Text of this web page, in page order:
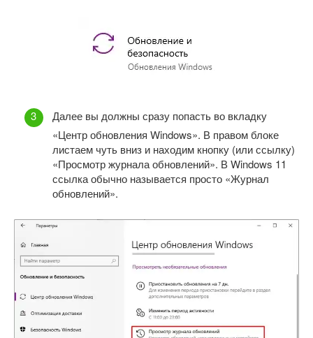
Далее вы должны сразу попасть во вкладку
«Центр обновления Windows». В правом блоке
листаем чуть вниз и находим кнопку (или ссылку)
«Просмотр журнала обновлений». В Windows 11
ссылка обычно называется просто «Журнал
обновлений».